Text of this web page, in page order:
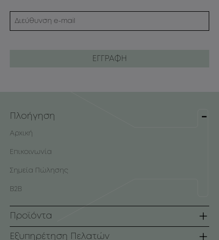
Πλοήγηση
Αρχική
Επικοινωνία
Σημεία Πώλησης
B2B
Προϊόντα
Σειρές
Εξυπηρέτηση Πελατών